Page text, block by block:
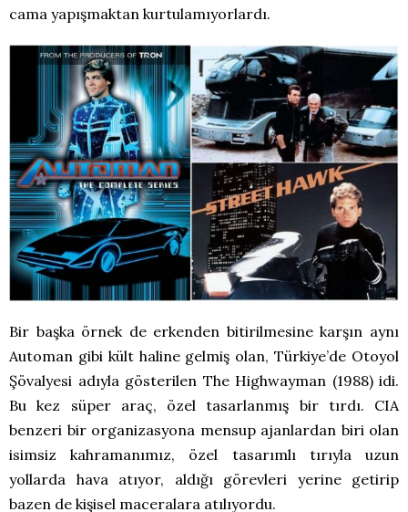
cama yapışmaktan kurtulamıyorlardı.
Bir başka örnek de erkenden bitirilmesine karşın aynı
Automan gibi kült haline gelmiş olan, Türkiye’de Otoyol
Şövalyesi adıyla gösterilen The Highwayman (1988) idi.
Bu kez süper araç, özel tasarlanmış bir tırdı. CIA
benzeri bir organizasyona mensup ajanlardan biri olan
isimsiz kahramanımız, özel tasarımlı tırıyla uzun
yollarda hava atıyor, aldığı görevleri yerine getirip
bazen de kişisel maceralara atılıyordu.